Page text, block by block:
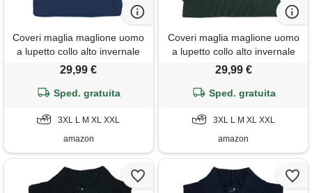
Coveri maglia maglione uomo
a lupetto collo alto invernale
tinta unita m l xl xxl xxxl (xxl -
29,99 €
Sped. gratuita
3XL L M XL XXL
amazon
Coveri maglia maglione uomo
a lupetto collo alto invernale
tinta unita m l xl xxl xxxl (m -
29,99 €
Sped. gratuita
3XL L M XL XXL
amazon